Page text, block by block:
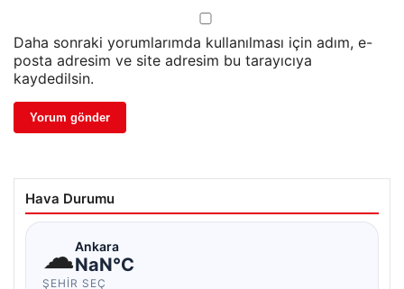
Daha sonraki yorumlarımda kullanılması için adım, e-
posta adresim ve site adresim bu tarayıcıya
kaydedilsin.
Hava Durumu
☁Ankara
NaN°C
ŞEHIR SEÇ